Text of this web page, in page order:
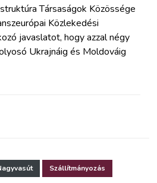
Társaságok Közössége
Közlekedési
javaslatot, hogy azzal négy
Ukrajnáig és Moldováig
Szállítmányozás